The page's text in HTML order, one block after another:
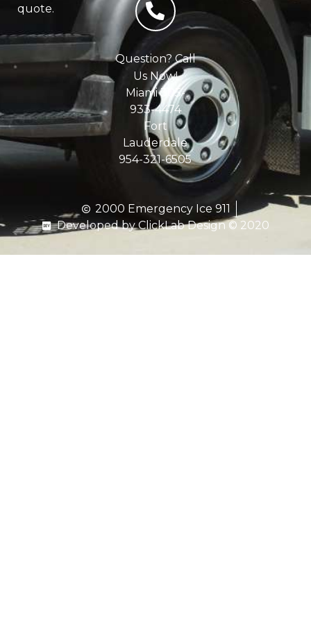
quote.
Question? Call
Us Now!
Miami 305-
933-4474
Fort
Lauderdale
954-321-6505
2000 Emergency Ice 911
Developed by ClickLab Design © 2020